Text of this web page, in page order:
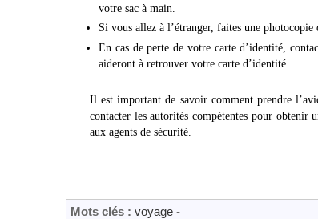
votre sac à main.
Si vous allez à l’étranger, faites une
En cas de perte de votre carte d’identité,
aideront à retrouver votre carte d’identité.
Il est important de savoir comment prendre
contacter les autorités compétentes pour obtenir
aux agents de sécurité.
Mots clés : voyage -